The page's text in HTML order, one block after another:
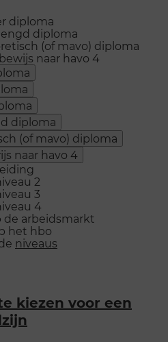
diploma
diploma
(of mavo) diploma
naar havo 4
diploma
(of mavo) diploma
naar havo 4
2
3
4
de arbeidsmarkt
het hbo
niveaus
kiezen voor een